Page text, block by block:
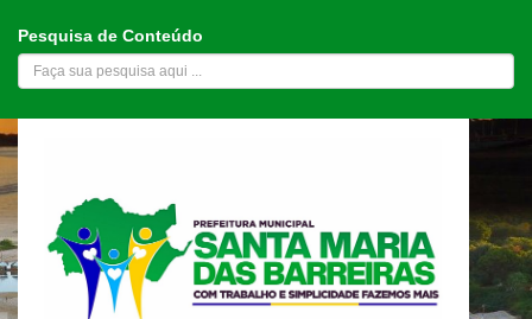
Pesquisa de Conteúdo